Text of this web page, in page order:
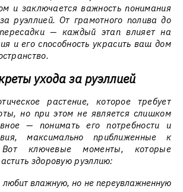
и заключается важность понимания
руэллией. От грамотного полива до
— каждый этап влияет на
и его способность украсить ваш дом
ухода за руэллией
растение, которое требует
но при этом не является слишком
— понимать его потребности и
максимально приближенные к
Вот ключевые моменты, которые
здоровую руэллию:
любит влажную, но не переувлажненную